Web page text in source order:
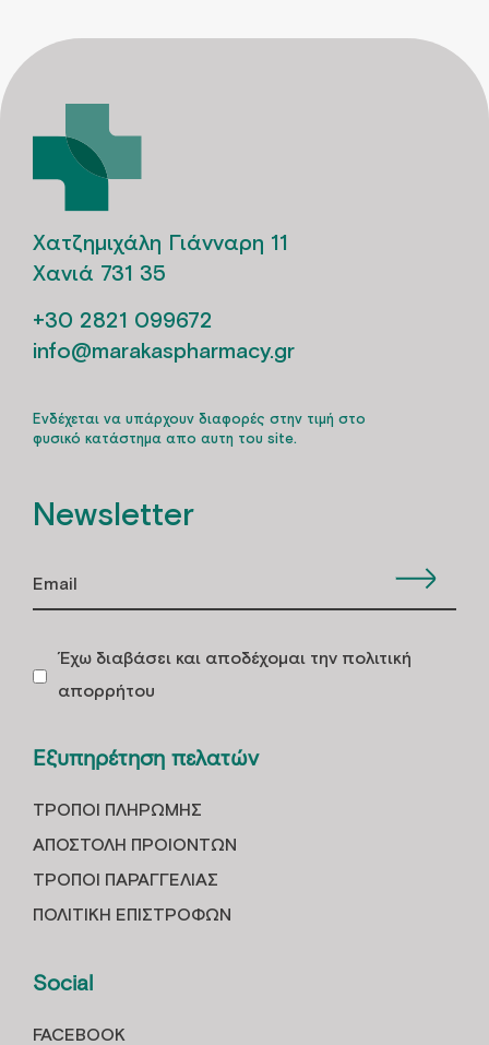
Χατζημιχάλη Γιάνναρη 11
Χανιά 731 35
+30 2821 099672
info@marakaspharmacy.gr
Ενδέχεται να υπάρχουν διαφορές στην τιμή στο
φυσικό κατάστημα απο αυτη του site.
Newsletter
Έχω διαβάσει και αποδέχομαι την πολιτική
απορρήτου
Εξυπηρέτηση πελατών
ΤΡOΠΟΙ ΠΛΗΡΩΜHΣ
ΑΠΟΣΤΟΛH ΠΡΟΙOΝΤΩΝ
ΤΡΟΠΟΙ ΠΑΡΑΓΓΕΛΙΑΣ
ΠΟΛΙΤΙΚΗ ΕΠΙΣΤΡΟΦΩΝ
Social
FACEBOOK